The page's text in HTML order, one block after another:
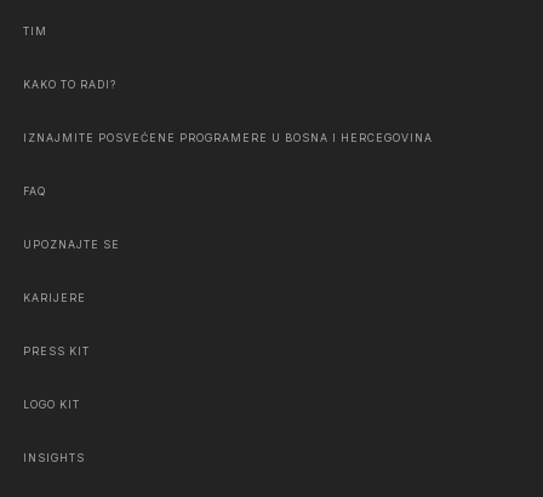
TIM
KAKO TO RADI?
IZNAJMITE POSVEĆENE PROGRAMERE U BOSNA I HERCEGOVINA
FAQ
UPOZNAJTE SE
KARIJERE
PRESS KIT
LOGO KIT
INSIGHTS